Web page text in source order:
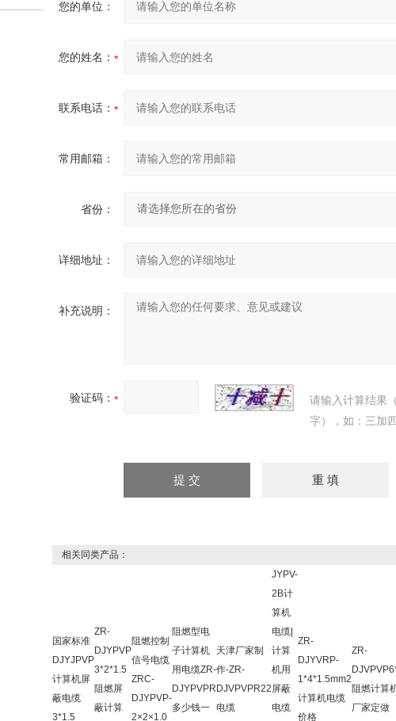
您的单位：
您的姓名：
联系电话：
常用邮箱：
省份：
详细地址：
补充说明：
验证码：
请输入计算结果
字），如：三加
相关同类产品：
国家标准
DJYJPVP
计算机屏
蔽电缆
3*1.5
ZR-
DJYPVP
3*2*1.5
阻燃屏
蔽计算
阻燃控制
信号电缆
ZRC-
DJYPVP-
2×2×1.0
阻燃型电
子计算机
用电缆ZR-
DJYPVPR
多少钱一
天津厂家制
作-ZR-
DJVPVPR22
电缆
JYPV-
2B计
算机
电缆|
计算
机用
屏蔽
电缆
ZR-
DJYVRP-
1*4*1.5mm2
计算机电缆
价格
ZR-
阻燃计算
厂家定做